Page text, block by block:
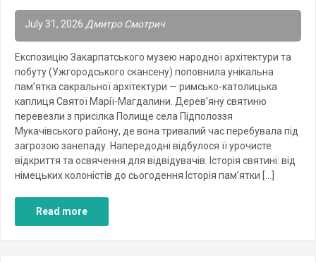
July 31, 2026 Дмитро Смотрич
Експозицію Закарпатського музею народної архітектури та
побуту (Ужгородського скансену) поповнила унікальна
пам’ятка сакральної архітектури — римсько-католицька
каплиця Святої Марії-Магдалини. Дерев’яну святиню
перевезли з присілка Полище села Підполоззя
Мукачівського району, де вона тривалий час перебувала під
загрозою занепаду. Напередодні відбулося її урочисте
відкриття та освячення для відвідувачів. Історія святині: від
німецьких колоністів до сьогодення Історія пам’ятки […]
Read more